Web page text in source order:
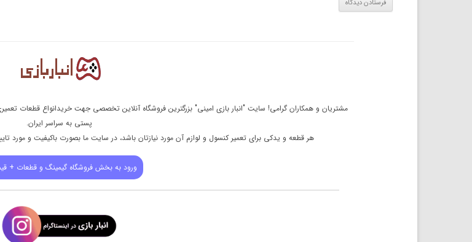
مشتریان و همکاران گرامی! سایت "انبار بازی امینی" بزرگترین فروشگاه آنلاین تخصصی جهت خریدانواع قطعات
پستی به سراسر ایران.
هر قطعه و یدکی برای تعمیر کنسول و لوازم آن مورد نیازتان باشد، در سایت ما بصورت باکیفیت و مورد
ورود به بخش فروشگاه گیمینگ و قطعات +